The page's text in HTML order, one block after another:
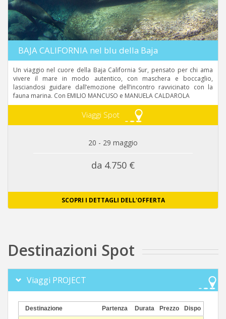
BAJA CALIFORNIA nel blu della Baja
Un viaggio nel cuore della Baja California Sur, pensato per chi ama
vivere il mare in modo autentico, con maschera e boccaglio,
lasciandosi guidare dall’emozione dell’incontro ravvicinato con la
fauna marina. Con EMILIO MANCUSO e MANUELA CALDAROLA
Viaggi Spot
20 - 29 maggio
da 4.750 €
SCOPRI I DETTAGLI DELL'OFFERTA
Destinazioni Spot
Viaggi PROJECT
Destinazione Partenza Durata Prezzo Dispo